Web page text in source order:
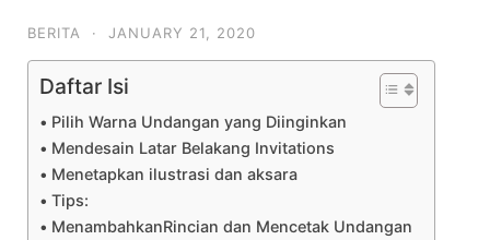
BERITA · JANUARY 21, 2020
Daftar Isi
Pilih Warna Undangan yang Diinginkan
Mendesain Latar Belakang Invitations
Menetapkan ilustrasi dan aksara
Tips:
MenambahkanRincian dan Mencetak Undangan